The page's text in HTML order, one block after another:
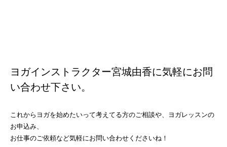
ヨガインストラクター宮城由香に気軽にお問
い合わせ下さい。
これからヨガを始めたいって考えてる方のご相談や、ヨガレッスンの
お申込み、
お仕事のご依頼など気軽にお問い合わせくださいね！